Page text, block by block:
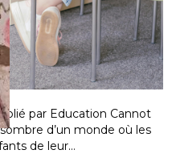
de la guerre, des
de
par Education Cannot
d’un monde où les
de leur…